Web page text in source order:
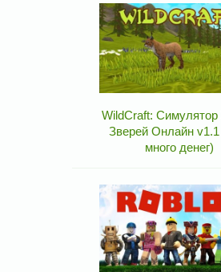
WildCraft:
Зверей Онлайн
много денег)